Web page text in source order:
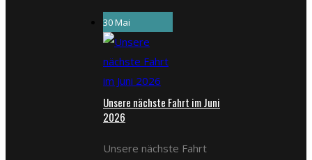
30 Mai
Unsere nächste Fahrt im Juni
2026
Unsere nächste Fahrt